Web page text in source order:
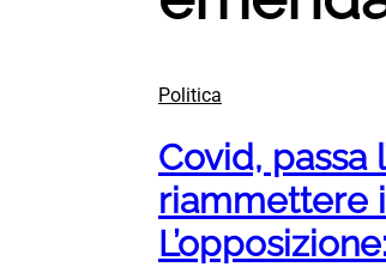
Politica
Covid, passa
riammettere